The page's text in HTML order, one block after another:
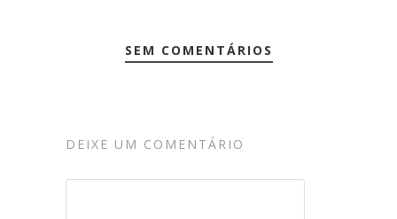
SEM COMENTÁRIOS
DEIXE UM COMENTÁRIO